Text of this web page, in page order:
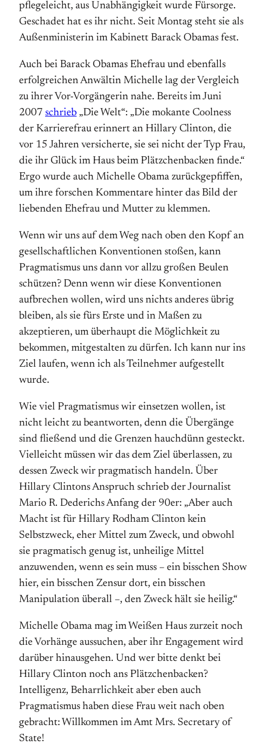
pflegeleicht, aus Unabhängigkeit wurde Fürsorge.
Geschadet hat es ihr nicht. Seit Montag steht sie als
Außenministerin im Kabinett Barack Obamas fest.
Auch bei Barack Obamas Ehefrau und ebenfalls
erfolgreichen Anwältin Michelle lag der Vergleich
zu ihrer Vor-Vorgängerin nahe. Bereits im Juni
2007 schrieb „Die Welt“: „Die mokante Coolness
der Karrierefrau erinnert an Hillary Clinton, die
vor 15 Jahren versicherte, sie sei nicht der Typ Frau,
die ihr Glück im Haus beim Plätzchenbacken finde.“
Ergo wurde auch Michelle Obama zurückgepfiffen,
um ihre forschen Kommentare hinter das Bild der
liebenden Ehefrau und Mutter zu klemmen.
Wenn wir uns auf dem Weg nach oben den Kopf an
gesellschaftlichen Konventionen stoßen, kann
Pragmatismus uns dann vor allzu großen Beulen
schützen? Denn wenn wir diese Konventionen
aufbrechen wollen, wird uns nichts anderes übrig
bleiben, als sie fürs Erste und in Maßen zu
akzeptieren, um überhaupt die Möglichkeit zu
bekommen, mitgestalten zu dürfen. Ich kann nur ins
Ziel laufen, wenn ich als Teilnehmer aufgestellt
wurde.
Wie viel Pragmatismus wir einsetzen wollen, ist
nicht leicht zu beantworten, denn die Übergänge
sind fließend und die Grenzen hauchdünn gesteckt.
Vielleicht müssen wir das dem Ziel überlassen, zu
dessen Zweck wir pragmatisch handeln. Über
Hillary Clintons Anspruch schrieb der Journalist
Mario R. Dederichs Anfang der 90er: „Aber auch
Macht ist für Hillary Rodham Clinton kein
Selbstzweck, eher Mittel zum Zweck, und obwohl
sie pragmatisch genug ist, unheilige Mittel
anzuwenden, wenn es sein muss – ein bisschen Show
hier, ein bisschen Zensur dort, ein bisschen
Manipulation überall –, den Zweck hält sie heilig.“
Michelle Obama mag im Weißen Haus zurzeit noch
die Vorhänge aussuchen, aber ihr Engagement wird
darüber hinausgehen. Und wer bitte denkt bei
Hillary Clinton noch ans Plätzchenbacken?
Intelligenz, Beharrlichkeit aber eben auch
Pragmatismus haben diese Frau weit nach oben
gebracht: Willkommen im Amt Mrs. Secretary of
State!